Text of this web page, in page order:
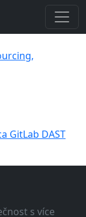
GitLab DAST
s více